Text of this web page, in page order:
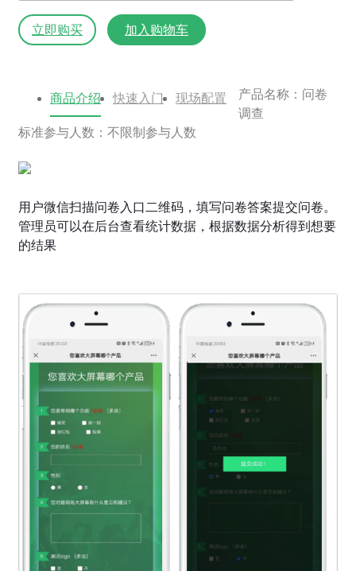
立即购买 加入购物车
商品介绍 快速入门 现场配置
产品名称：问卷
调查
标准参与人数：不限制参与人数
用户微信扫描问卷入口二维码，填写问卷答案提交问卷。
管理员可以在后台查看统计数据，根据数据分析得到想要
的结果